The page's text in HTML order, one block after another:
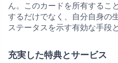
ん。このカードを所有するこ
するだけでなく、自分自身の
ステータスを示す有効な手段
充実した特典とサービス